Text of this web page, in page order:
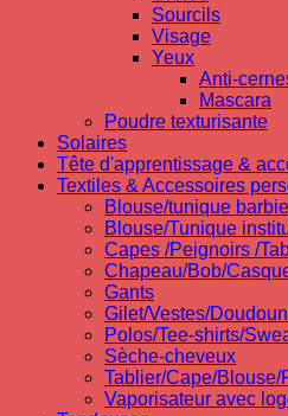
Sourcils
Visage
Yeux
Anti-
Mascara
Poudre texturisante
Solaires
Tête d'apprentissage &
Textiles & Accessoires
Blouse/tunique
Blouse/Tunique
Capes /Peignoirs /
Chapeau/Bob/
Gants
Gilet/Vestes/
Polos/Tee-shirts/
Sèche-cheveux
Tablier/Cape/Blouse/
Vaporisateur avec